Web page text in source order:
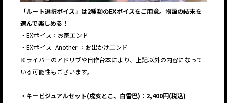
「ルート選択ボイス」は2種類のEXボイスをご用意。物語の結末を
選んで楽しめる！
・EXボイス：お家エンド
・EXボイス -Another-：お出かけエンド
※ライバーのアドリブや自作台本により、上記以外の内容になって
いる可能性もございます。
・キービジュアルセット(戌亥とこ、白雪巴)：2,400円(税込)